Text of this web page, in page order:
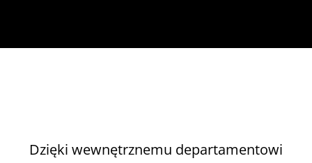
Dzięki wewnętrznemu departamentowi